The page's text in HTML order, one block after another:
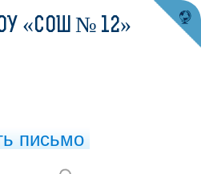
«СОШ № 12»
письмо